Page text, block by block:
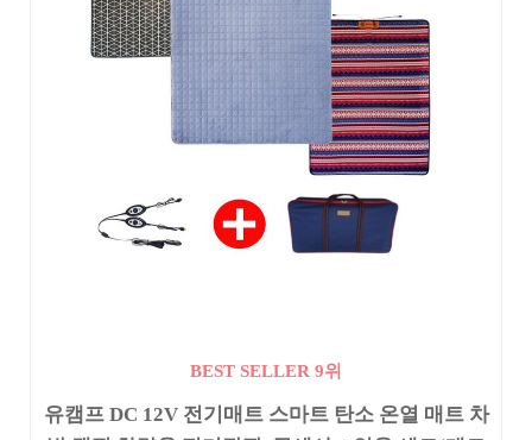
BEST SELLER 9위
유캠프 DC 12V 전기매트 스마트 탄소 온열 매트 차